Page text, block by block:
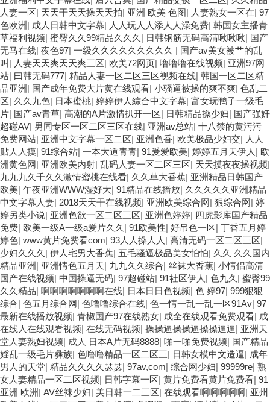
超碰caoporn91精品 国产婷婷五月天缴情 中文字幕亚洲综合久久 亚
洲成人中文有码在线 啪啪啪欧美一区二区 国产乱伦日韩免费欧美 97
激情人妻小说 大香蕉日韩区欧美区 91亚洲国产成人久久蜜臀 欧美一
级不卡中文字幕 久久久久久久久久性生活电影 精品久久国产亚洲av
麻豆 五月天婷婷欧美成人 国产一区二区欧美情色 国产精品喷水啪啪
啪 成人av黄色大片 91国产精品原创人妻 国产精品夜色一区二区三
区 欧美午夜激情视频网 91在线视频综合精品 欧美日韩国产精品一级
欧美系列黄片 亚洲色图三区视频 欧美一级网网 国产黄色观看 91爽
人人爽人人插人人爽 欧美日韩性爱视频网 日韩经典AV在线观看 98
久久精品骚逼一区二区三区 在线亚洲av图片 无码日韩逼紧 亚洲精品
欧美二区三区中文字幕 蜜臀AV在线播放一区二区三区 91新人国产在
线播放 91艹久久久久久久久久久久久久久久 久久三级视屏 日本天堂
a在线 在线免费观看a黄片 人妻熟人中文字幕一区二区 日韩熟妇
91aBb 久久精品久久精品 欧美91精品国产自产在线 日本黄色一区二
区三区电影 丝袜人妻一区二区三区网站 av中文一级字幕 亚洲成人小
说综合网 欧美日韩91在线 麻豆久久久91 夜夜操天天操人人操 国产
91色图区 国产性天天综合网 91孕妇一区二区三区精品 我要看亚洲
黄色 一区不卡在线观看二区 三级片一片黄一区 中日AV乱码一区二
区三区乱码 久久久久久久久久一级黄色片美女 日韩老板一区 精品久
久久久久久久久中文字幕 开心91五月婷婷网 国产的黄色人成 国产
91三级在线播放 亚洲精品一二区狠狠撸婷婷五月天 大香蕉国欧美 日
本人妻激情91 欧美特黄一级视频18 免费麻豆黄色 偷拍 亚洲 制服 另
类 欧美日一区二区黄色电影 亚洲超黄AV 亚洲日本中文字幕天天更
新 亚洲一级欧美 大香蕉天天更新视频 国产性生活视频免费看 三级
片AA久久久久免费看 国产传媒精品视频91 一级黄片精品在线精彩
视频 香蕉黄色片网站 国产精品草逼 欧美成人黄色的毛片 免费看国
庆黄片 亚洲韩日一区91 91精品偷窥一区二区 大香蕉手机视频免费
线 亚洲无码国产乱码精品95 91麻豆强暴精品在线 91AV一区在线 日
韩欧美视屏中文版 欧美情色一区=区 亚洲精品久久国产精品37P 亚
洲少妇上 中文字幕日韩黄色影片 人妻福利日韩
人妻一区| 天天干天天操天天拍| 亚洲 欧美 色图| 人妻熟女一区在| 97
色欧洲 | 成人日韩中文字幕| 人人玩人人添人人澡免费| 韩国女主播青
草福利视频| 蜜臀久久99精品久久久 | 日韩钢筋无码高清啾啾啾| 国产
无马在线| 夜色97| 一级久久久久久久久久久 | 国产av美女被艹的乱
叫 | 人妻天天爽天天爽三区| 欧美72网页| 噜噜噜在线视频| 亚洲97网
站| 曰韩无码777| 精品人妻一区二区三区视频在线| 韩国一区二区精
品亚洲 | 国产成年免费大片黄在线观看| 小骚逼被操的爽不爽| 色乱二
区| 久久九色| 日本蜜桃| 婷婷伊人綜合中文字幕| 富女玩鸭子一级毛
片| 国产av青草| 高潮的A片激情扒开一区| 日韩精品操少妇| 国产强奸
超碰AV| 男同专区一区二区三区在线| 亚洲av总站| 十八禁的黄污污
免费网站| 亚洲中文字幕一区二区| 亚洲色香| 欧美极品少妇交| 人人
贴人人摸| 91综合站| 一本大道青青| 91爰爱欧美| 婷婷五月天伊人 | 欧
洲黄色网| 亚洲欧美内射| 乱码人妻一区二区三区| 天天摸夜夜操视频|
九九九久千久久激情蜜桃在线看| 久久草大香蕉| 亚洲精品日韩国产
欧美| 午夜亚洲WWW湿好大| 91精品在线播放| 久久久久久亚洲精品
中文字幕人妻| 2018天天干在线视频| 亚洲欧美综合网| 狠综合网| 婷
婷另类小说| 亚洲色欲一区二区三区| 亚洲色婷婷| 四虎影库国产精品
免费| 欧美一级A一级a爱片久久 | 91欧美性| 好吊色一区| 丁香五月婷
婷色| www黄片免费看com| 93人人操人人 | 高清无码一区二区三区|
少妇久久久 | 伊人宅男大香蕉| 五毛骚逼极品美女怕怕| 久久 久久国内
精品亚洲 | 亚洲情色五月天| 九九久久综合| 丝袜大香蕉| 小情侣高清
国产在线视频| 中国操逼无码| 97超碰站| 91社区伊人 | 色九久 | 蜜臀99
久久精品| 啊啊啊啊啊啊啊在线| 日本日日色视频| 色 婷97| 999狠狠
综合| 色五月综合网| 色噜噜综合在线| 色一情一乱一乱一区91Av| 97
最新在线播放视频| 青椒国产97在线熟女| 成全在线观看免费观看| 成
在线人在线观看视频| 在线无码视频| 操操逼操操逼操操逼逼| 亚洲天
堂人妻熟妇视频| 成人 日本A片无码8888| 啪一啪免费视频| 国产精品
婬乱一级毛片彝族| 色噜噜精品一区二区三| 日韩女模中文造逼| 成年
男人的天堂| 精品久久久久瑟瑟| 97av,com| 综合网少妇| 99999re| 熟
女人妻精品一区二区视频| 日韩字幕一区| 黄片免费看黄片免费看| 91
亚洲 欧洲 | AV丝袜少妇| 美日韩一二三区| 在线观看啊啊啊啊啊| 亚州